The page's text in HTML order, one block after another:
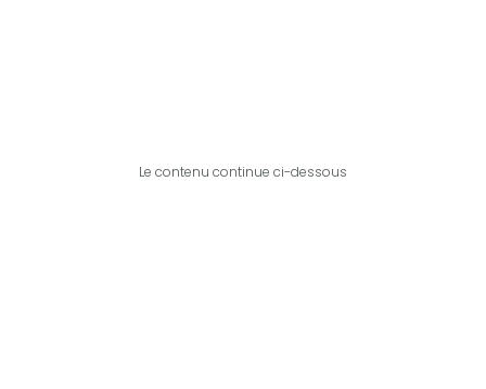
Le contenu continue ci-dessous